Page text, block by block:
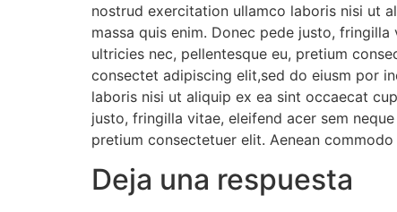
nostrud exercitation ullamco laboris nisi ut
massa quis enim. Donec pede justo,
ultricies nec, pellentesque eu, pretium
consectet adipiscing elit,sed do eiusm por
laboris nisi ut aliquip ex ea sint occaecat
justo, fringilla vitae, eleifend acer sem
pretium consectetuer elit. Aenean
Deja una respuesta